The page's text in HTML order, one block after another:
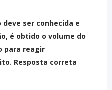
ser conhecida e
é obtido o volume do
para reagir
Resposta correta